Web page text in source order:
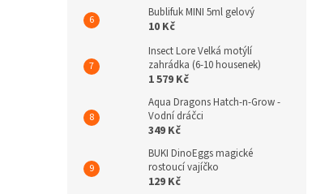
Bublifuk MINI 5ml gelový
10 Kč
Insect Lore Velká motýlí
zahrádka (6-10 housenek)
1 579 Kč
Aqua Dragons Hatch-n-Grow -
Vodní dráčci
349 Kč
BUKI DinoEggs magické
rostoucí vajíčko
129 Kč